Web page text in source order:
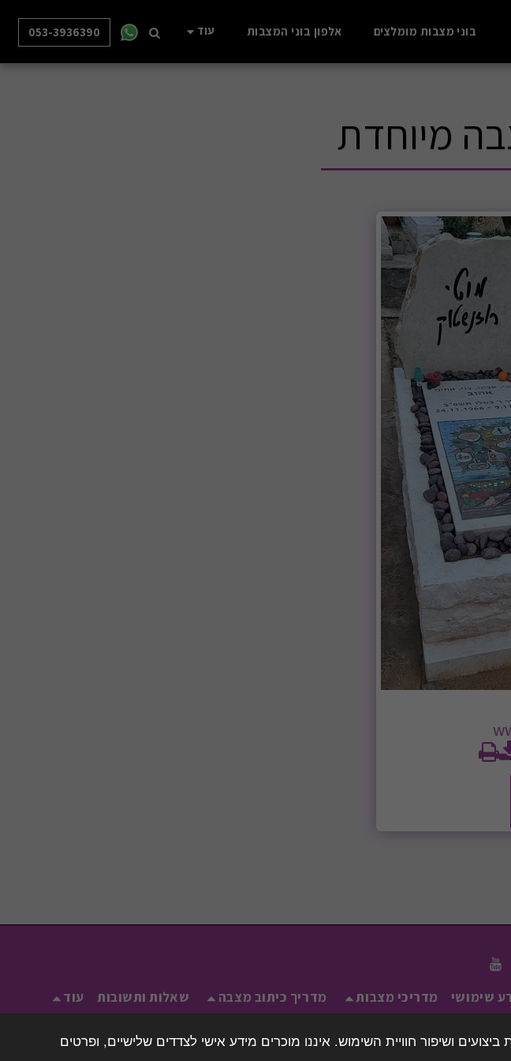
ושיפור חוויית השימוש. איננו מוכרים מידע אישי לצדדים שלישיים, ופרטים
בוני מצבות מומלצים אלפון בוני המצבות עוד 053-3936390
שימושי מדריכי מצבות מדריך כיתוב מצבה שאלות ותשובות
עוד